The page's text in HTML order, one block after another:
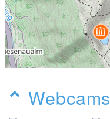
Webcams